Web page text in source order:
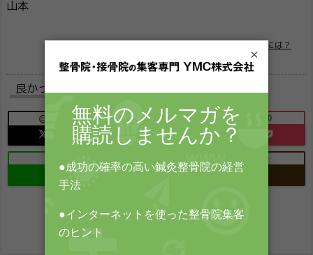
山本
治療院の売上をあげるには？
良かったらシェアお願いします
 0 0 0
×